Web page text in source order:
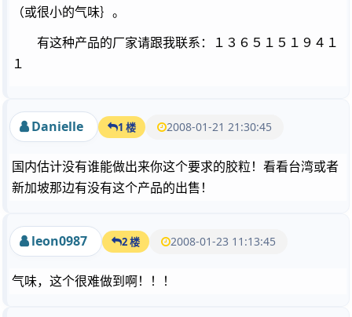
（或很小的气味｝。
有这种产品的厂家请跟我联系：１３６５１５１９４１
１
Danielle 1 楼 2008-01-21 21:30:45
国内估计没有谁能做出来你这个要求的胶粒！看看台湾或者
新加坡那边有没有这个产品的出售！
leon0987 2 楼 2008-01-23 11:13:45
气味，这个很难做到啊！！！